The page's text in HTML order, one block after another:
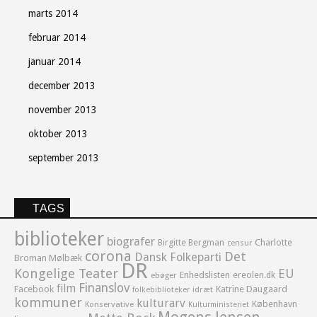
marts 2014
februar 2014
januar 2014
december 2013
november 2013
oktober 2013
september 2013
TAGS
biblioteker biografer Birgitte Bergman censur Charlotte
Broman Mølbæk corona Dansk Folkeparti Det
Kongelige Teater DR ebøger Enhedslisten ereolen.dk EU
Facebook film Finanslov folkebiblioteker idræt Katrine Daugaard
kommuner Konservative kulturarv Kulturministeriet København